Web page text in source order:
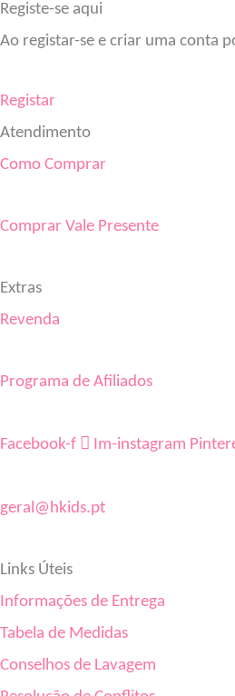
Registe-se aqui
Ao registar-se e criar uma conta
Registar
Atendimento
Como Comprar
Comprar Vale Presente
Extras
Revenda
Programa de Afiliados
Facebook-f Im-instagram
geral@hkids.pt
Links Úteis
Informações de Entrega
Tabela de Medidas
Conselhos de Lavagem